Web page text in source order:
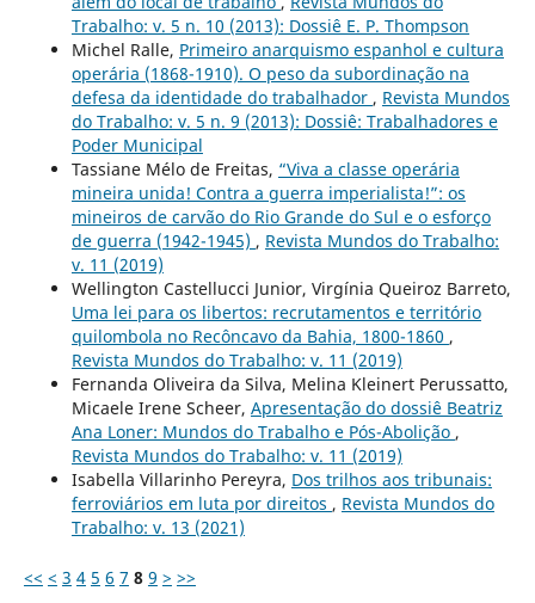
Trabalho: v. 5 n. 10 (2013): Dossiê E. P. Thompson
Michel Ralle, Primeiro anarquismo espanhol e cultura
operária (1868-1910). O peso da subordinação na
defesa da identidade do trabalhador , Revista Mundos
do Trabalho: v. 5 n. 9 (2013): Dossiê: Trabalhadores e
Poder Municipal
Tassiane Mélo de Freitas, “Viva a classe operária
mineira unida! Contra a guerra imperialista!”: os
mineiros de carvão do Rio Grande do Sul e o esforço
de guerra (1942-1945) , Revista Mundos do Trabalho:
v. 11 (2019)
Wellington Castellucci Junior, Virgínia Queiroz Barreto,
Uma lei para os libertos: recrutamentos e território
quilombola no Recôncavo da Bahia, 1800-1860 ,
Revista Mundos do Trabalho: v. 11 (2019)
Fernanda Oliveira da Silva, Melina Kleinert Perussatto,
Micaele Irene Scheer, Apresentação do dossiê Beatriz
Ana Loner: Mundos do Trabalho e Pós-Abolição ,
Revista Mundos do Trabalho: v. 11 (2019)
Isabella Villarinho Pereyra, Dos trilhos aos tribunais:
ferroviários em luta por direitos , Revista Mundos do
Trabalho: v. 13 (2021)
<< < 3 4 5 6 7 8 9 > >>